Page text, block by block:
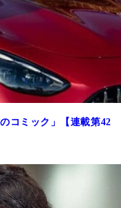
コミック」【連載第42